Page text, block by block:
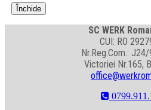
Închide
SC WERK
CUI: RO
Nr.Reg.Com.:
Victoriei Nr.165,